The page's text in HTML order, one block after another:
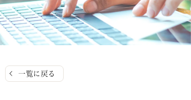
一覧に戻る